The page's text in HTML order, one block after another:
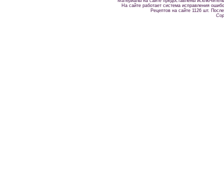
На сайте работает система исправления
Рецептов на сайте 1126 шт.